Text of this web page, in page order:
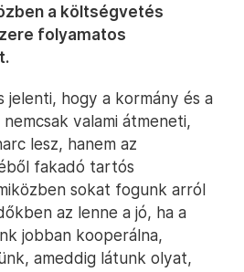
a költségvetés
folyamatos
jelenti, hogy a kormány és a
valami átmeneti,
lesz, hanem az
fakadó tartós
sokat fogunk arról
az lenne a jó, ha a
jobban kooperálna,
ameddig látunk olyat,